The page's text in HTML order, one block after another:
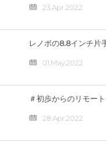
『BZ4X』／バッテリ
【編集部】 人気記事
23.Apr.2022
レノボの8.8インチ片
か】01.May.2022
＃初歩からのリモー
28.Apr.2022